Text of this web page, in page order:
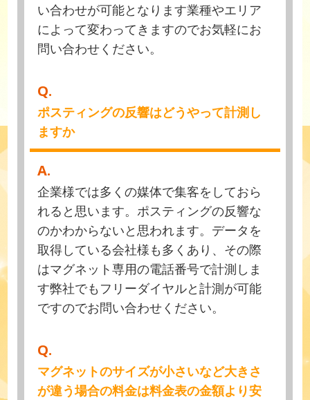
い合わせが可能となります業種やエリア
によって変わってきますのでお気軽にお
問い合わせください。
Q.
ポスティングの反響はどうやって計測し
ますか
A.
企業様では多くの媒体で集客をしておら
れると思います。ポスティングの反響な
のかわからないと思われます。データを
取得している会社様も多くあり、その際
はマグネット専用の電話番号で計測しま
す弊社でもフリーダイヤルと計測が可能
ですのでお問い合わせください。
Q.
マグネットのサイズが小さいなど大きさ
が違う場合の料金は料金表の金額より安